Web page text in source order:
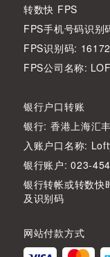
转数快 FPS
FPS手机号码识别
FPS识别码:
FPS公司名称:
银行户口转账
银行: 香港上海汇
入账户口名称:
银行账户: 023-
银行转帐或转数快
及识别码
网站付款方式